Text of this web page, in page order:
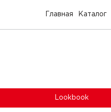
Главная Каталог
Lookbook